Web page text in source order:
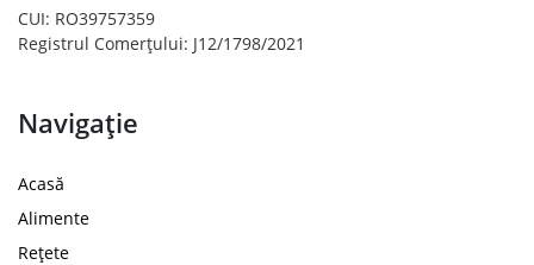
CUI: RO39757359
Registrul Comerțului: J12/1798/2021
Navigație
Acasă
Alimente
Rețete